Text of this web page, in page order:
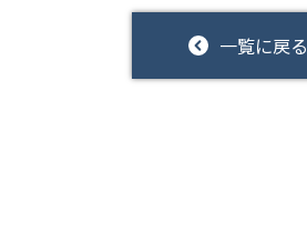
一覧に戻る